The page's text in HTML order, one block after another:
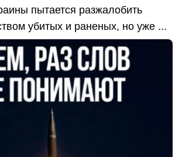
пытается разжалобить
убитых и раненых, но уже ...